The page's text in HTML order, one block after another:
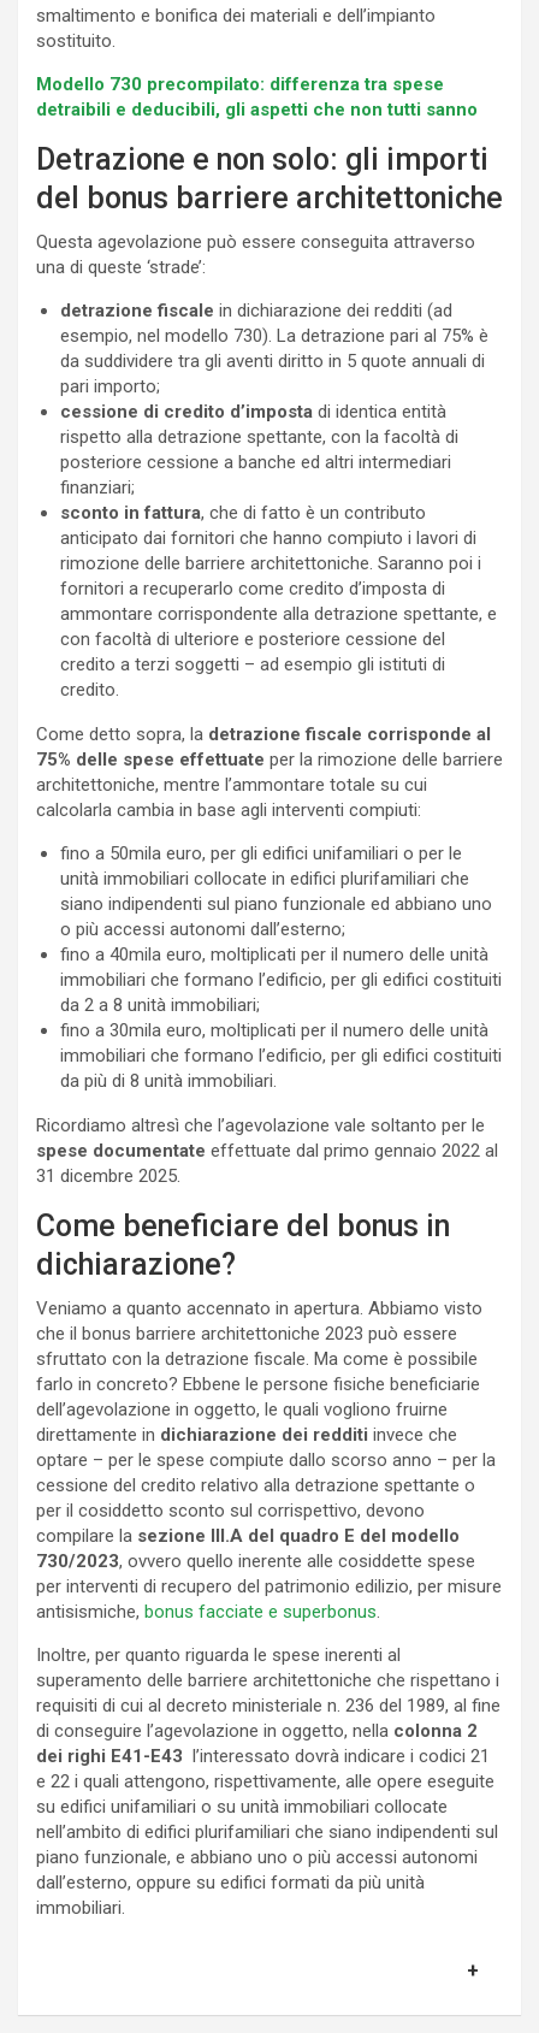
smaltimento e bonifica dei materiali e dell’impianto
sostituito.
Modello 730 precompilato: differenza tra spese
detraibili e deducibili, gli aspetti che non tutti sanno
Detrazione e non solo: gli importi
del bonus barriere architettoniche
Questa agevolazione può essere conseguita attraverso
una di queste ‘strade’:
detrazione fiscale in dichiarazione dei redditi (ad
esempio, nel modello 730). La detrazione pari al 75% è
da suddividere tra gli aventi diritto in 5 quote annuali di
pari importo;
cessione di credito d’imposta di identica entità
rispetto alla detrazione spettante, con la facoltà di
posteriore cessione a banche ed altri intermediari
finanziari;
sconto in fattura, che di fatto è un contributo
anticipato dai fornitori che hanno compiuto i lavori di
rimozione delle barriere architettoniche. Saranno poi i
fornitori a recuperarlo come credito d’imposta di
ammontare corrispondente alla detrazione spettante, e
con facoltà di ulteriore e posteriore cessione del
credito a terzi soggetti – ad esempio gli istituti di
credito.
Come detto sopra, la detrazione fiscale corrisponde al
75% delle spese effettuate per la rimozione delle barriere
architettoniche, mentre l’ammontare totale su cui
calcolarla cambia in base agli interventi compiuti:
fino a 50mila euro, per gli edifici unifamiliari o per le
unità immobiliari collocate in edifici plurifamiliari che
siano indipendenti sul piano funzionale ed abbiano uno
o più accessi autonomi dall’esterno;
fino a 40mila euro, moltiplicati per il numero delle unità
immobiliari che formano l’edificio, per gli edifici costituiti
da 2 a 8 unità immobiliari;
fino a 30mila euro, moltiplicati per il numero delle unità
immobiliari che formano l’edificio, per gli edifici costituiti
da più di 8 unità immobiliari.
Ricordiamo altresì che l’agevolazione vale soltanto per le
spese documentate effettuate dal primo gennaio 2022 al
31 dicembre 2025.
Come beneficiare del bonus in
dichiarazione?
Veniamo a quanto accennato in apertura. Abbiamo visto
che il bonus barriere architettoniche 2023 può essere
sfruttato con la detrazione fiscale. Ma come è possibile
farlo in concreto? Ebbene le persone fisiche beneficiarie
dell’agevolazione in oggetto, le quali vogliono fruirne
direttamente in dichiarazione dei redditi invece che
optare – per le spese compiute dallo scorso anno – per la
cessione del credito relativo alla detrazione spettante o
per il cosiddetto sconto sul corrispettivo, devono
compilare la sezione III.A del quadro E del modello
730/2023, ovvero quello inerente alle cosiddette spese
per interventi di recupero del patrimonio edilizio, per misure
antisismiche, bonus facciate e superbonus
Inoltre, per quanto riguarda le spese inerenti al
superamento delle barriere architettoniche che rispettano i
requisiti di cui al decreto ministeriale n. 236 del 1989, al fine
di conseguire l’agevolazione in oggetto, nella colonna 2
dei righi E41-E43 l’interessato dovrà indicare i codici 21
e 22 i quali attengono, rispettivamente, alle opere eseguite
su edifici unifamiliari o su unità immobiliari collocate
nell’ambito di edifici plurifamiliari che siano indipendenti sul
piano funzionale, e abbiano uno o più accessi autonomi
dall’esterno, oppure su edifici formati da più unità
immobiliari.